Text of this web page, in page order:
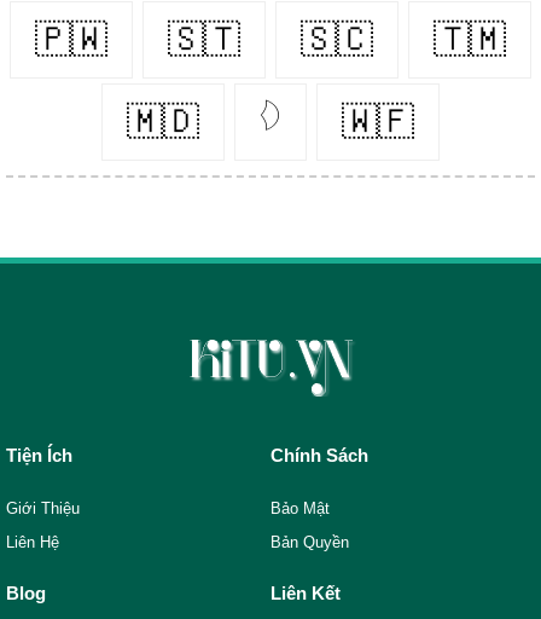
🇵🇼 🇸🇹 🇸🇨 🇹🇲
🇲🇩 𓆠 🇼🇫
Tiện Ích
Giới Thiệu
Liên Hệ
Chính Sách
Bảo Mật
Bản Quyền
Blog Liên Kết